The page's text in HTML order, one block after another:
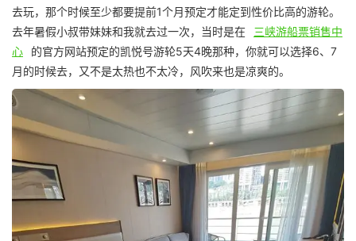
去玩，那个时候至少都要提前1个月预定才能定到性价比高的游轮。
去年暑假小叔带妹妹和我就去过一次，当时是在
三峡游船票销售中
心
的官方网站预定的凯悦号游轮5天4晚那种，你就可以选择6、7
月的时候去，又不是太热也不太冷，风吹来也是凉爽的。